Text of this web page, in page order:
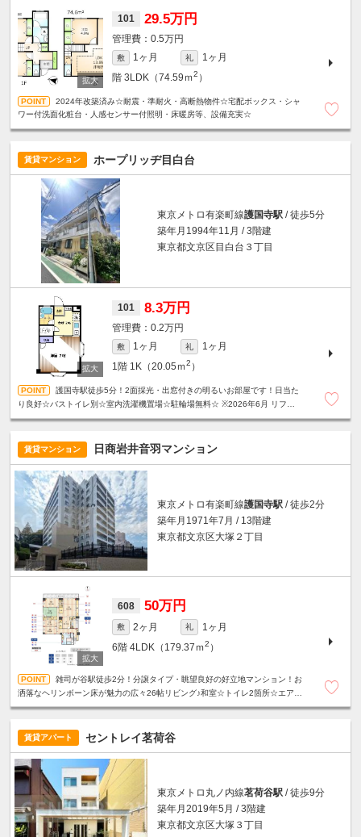
101 29.5万円
0.5万円
敷 1ヶ月 礼
1ヶ月
階 3LDK（74.59ｍ2 ）
2024年改築済み☆耐震・準耐火・高断熱物件☆宅配ボックス・シャ
ワー付洗面化粧台・人感センサー付照明・床暖房等、設備充実☆
賃貸マンション ホープリッヂ目白台
東京メトロ有楽町線護国寺駅 / 徒歩5分
築年月1994年11月 / 3階建
東京都文京区目白台３丁目
101 8.3万円
0.2万円
敷 1ヶ月 礼
1ヶ月
1階 1K（20.05ｍ2 ）
護国寺駅徒歩5分！2面採光・出窓付きの明るいお部屋です！日当た
り良好☆バストイレ別☆室内洗濯機置場☆駐輪場無料☆ ※2026年6月 リフォー
賃貸マンション 日商岩井音羽マンション
東京メトロ有楽町線護国寺駅 / 徒歩2分
築年月1971年7月 / 13階建
東京都文京区大塚２丁目
608 50万円
敷 2ヶ月 礼
1ヶ月
6階 4LDK（179.37ｍ2 ）
雑司が谷駅徒歩2分！分譲タイプ・眺望良好の好立地マンション！お
洒落なヘリンボーン床が魅力の広々26帖リビング♪和室☆トイレ2箇所☆エアコ
賃貸アパート セントレイ茗荷谷
東京メトロ丸ノ内線茗荷谷駅 / 徒歩9分
築年月2019年5月 / 3階建
東京都文京区大塚３丁目